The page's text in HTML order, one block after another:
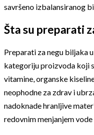
savršeno izbalansiranog
Šta su preparati
Preparati za negu biljaka
kategoriju proizvoda koji
vitamine, organske
neophodne za zdrav i
nadoknade hranljive
redovnim menjanjem